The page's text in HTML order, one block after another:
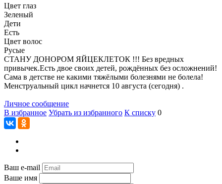
Цвет глаз
Зеленый
Дети
Есть
Цвет волос
Русые
СТАНУ ДОНОРОМ ЯЙЦЕКЛЕТОК !!! Без вредных
привычек.Есть двое своих детей, рождённых без осложнений!
Сама в детстве не какими тяжёлыми болезнями не болела!
Менструальный цикл начнется 10 августа (сегодня) .
Личное сообщение
В избранное Убрать из избранного К списку 0
Ваш e-mail
Ваше имя